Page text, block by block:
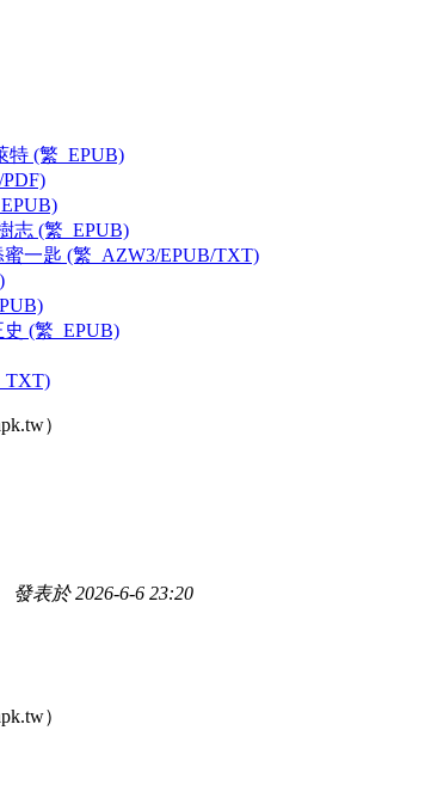
特 (繁_EPUB)
志 (繁_EPUB)
一匙 (繁_AZW3/EPUB/TXT)
(繁_EPUB)
）
發表於 2026-6-6 23:20
）